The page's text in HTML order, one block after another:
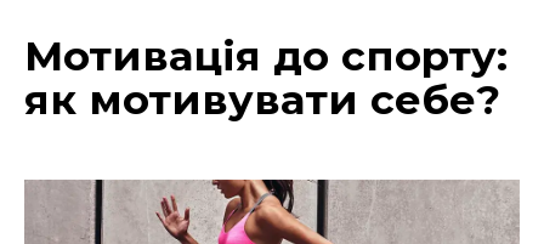
Мотивація до спорту:
як мотивувати себе?